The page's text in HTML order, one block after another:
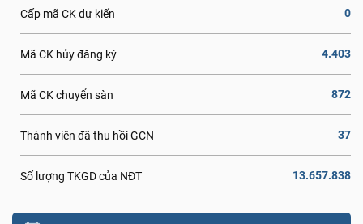
Cấp mã CK dự kiến 0
Mã CK hủy đăng ký 4.403
Mã CK chuyển sàn 872
Thành viên đã thu hồi GCN 37
Số lượng TKGD của NĐT 13.657.838